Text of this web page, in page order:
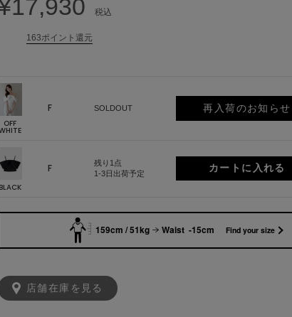
税込
163ポイント還元
OFF
F SOLDOUT 再入荷のお知らせ
BLACK
F
残り1点
1-3日出荷予定
159cm / 51kg Waist -15cm Find your size
店舗在庫を見る